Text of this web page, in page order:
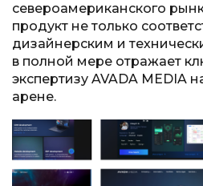
североамериканского
продукт не только
дизайнерским и
в полной мере отражает
экспертизу AVADA MEDIA
арене.